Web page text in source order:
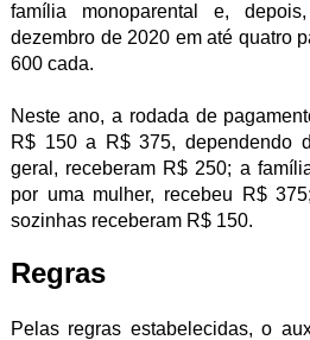
família monoparental e,
dezembro de 2020 em até quatro
600 cada.
Neste ano, a rodada de
R$ 150 a R$ 375, dependendo
geral, receberam R$ 250; a
por uma mulher, recebeu R$
sozinhas receberam R$ 150.
Regras
Pelas regras estabelecidas, o